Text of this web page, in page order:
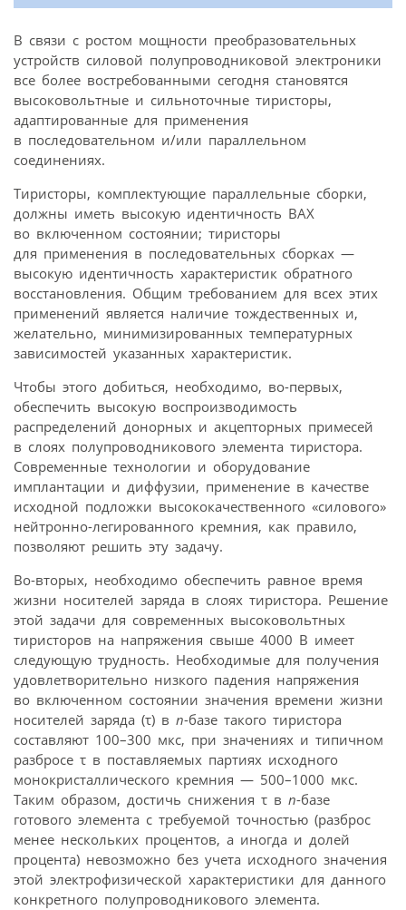
В связи с ростом мощности преобразовательных
устройств силовой полупроводниковой электроники
все более востребованными сегодня становятся
высоковольтные и сильноточные тиристоры,
адаптированные для применения
в последовательном и/или параллельном
соединениях.
Тиристоры, комплектующие параллельные сборки,
должны иметь высокую идентичность ВАХ
во включенном состоянии; тиристоры
для применения в последовательных сборках —
высокую идентичность характеристик обратного
восстановления. Общим требованием для всех этих
применений является наличие тождественных и,
желательно, минимизированных температурных
зависимостей указанных характеристик.
Чтобы этого добиться, необходимо, во-первых,
обеспечить высокую воспроизводимость
распределений донорных и акцепторных примесей
в слоях полупроводникового элемента тиристора.
Современные технологии и оборудование
имплантации и диффузии, применение в качестве
исходной подложки высококачественного «силового»
нейтронно-легированного кремния, как правило,
позволяют решить эту задачу.
Во-вторых, необходимо обеспечить равное время
жизни носителей заряда в слоях тиристора. Решение
этой задачи для современных высоковольтных
тиристоров на напряжения свыше 4000 В имеет
следующую трудность. Необходимые для получения
удовлетворительно низкого падения напряжения
во включенном состоянии значения времени жизни
носителей заряда (τ) в n-базе такого тиристора
составляют 100–300 мкс, при значениях и типичном
разбросе τ в поставляемых партиях исходного
монокристаллического кремния — 500–1000 мкс.
Таким образом, достичь снижения τ в n-базе
готового элемента с требуемой точностью (разброс
менее нескольких процентов, а иногда и долей
процента) невозможно без учета исходного значения
этой электрофизической характеристики для данного
конкретного полупроводникового элемента.